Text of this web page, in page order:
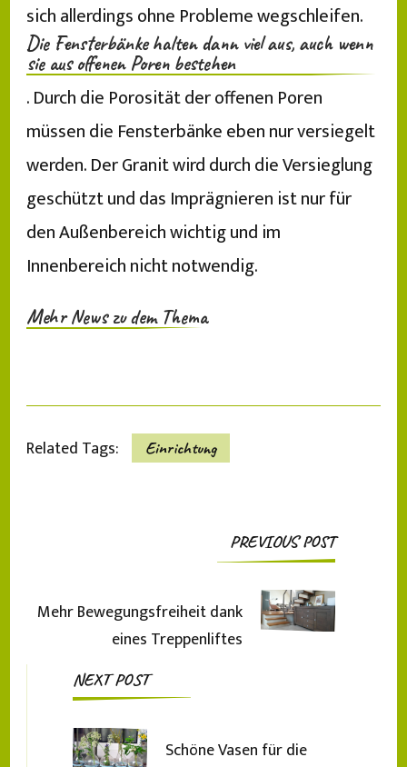
sich allerdings ohne Probleme wegschleifen.
Die Fensterbänke halten dann viel aus, auch wenn
sie aus offenen Poren bestehen
. Durch die Porosität der offenen Poren
müssen die Fensterbänke eben nur versiegelt
werden. Der Granit wird durch die Versieglung
geschützt und das Imprägnieren ist nur für
den Außenbereich wichtig und im
Innenbereich nicht notwendig.
Mehr News zu dem Thema
Related Tags: Einrichtung
Post
Navigation
PREVIOUS POST
Mehr Bewegungsfreiheit dank
eines Treppenliftes
NEXT POST
Schöne Vasen für die